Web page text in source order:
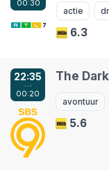
00:30
actie
6.3
22:35
…
00:20
The
avontuur
5.6